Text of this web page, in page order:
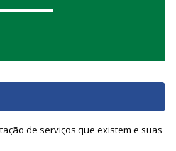
de serviços que existem e suas